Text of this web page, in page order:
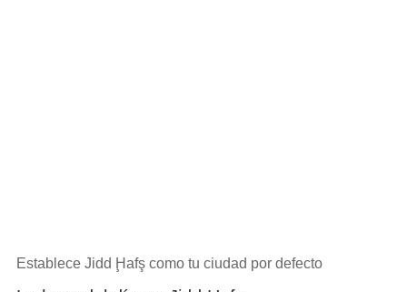
Establece Jidd Ḩafş como tu ciudad por defecto